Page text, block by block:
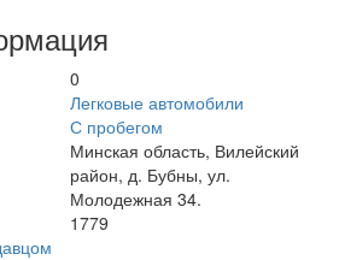
0
Легковые автомобили
С пробегом
Минская область, Вилейский
район, д. Бубны, ул.
Молодежная 34.
1779